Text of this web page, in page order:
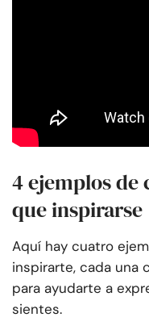
4 ejemplos de
que inspirarse
Aquí hay cuatro
inspirarte, cada una
para ayudarte a
sientes.